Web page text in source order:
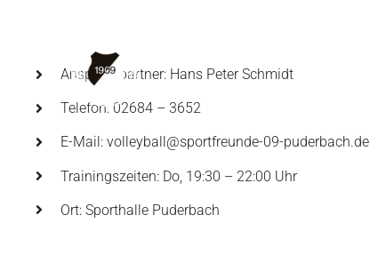
Ansprechpartner: Hans Peter Schmidt
Telefon: 02684 – 3652
E-Mail:volleyball@sportfreunde-09-puderbach.de
Trainingszeiten: Do, 19:30 – 22:00 Uhr
Ort: Sporthalle Puderbach